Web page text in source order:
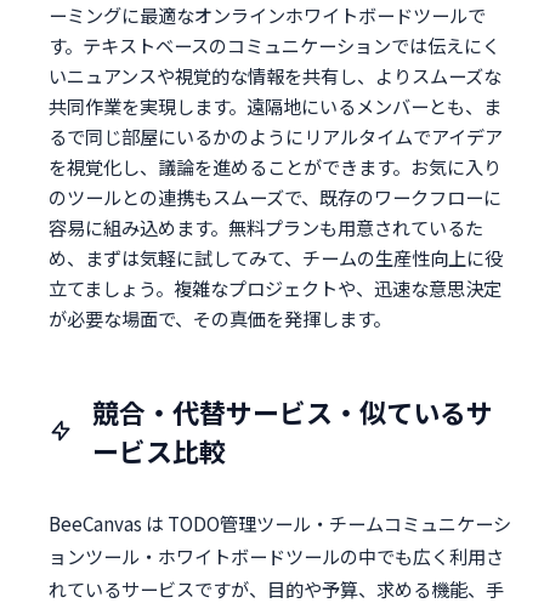
ーミングに最適なオンラインホワイトボードツールで
す。テキストベースのコミュニケーションでは伝えにく
いニュアンスや視覚的な情報を共有し、よりスムーズな
共同作業を実現します。遠隔地にいるメンバーとも、ま
るで同じ部屋にいるかのようにリアルタイムでアイデア
を視覚化し、議論を進めることができます。お気に入り
のツールとの連携もスムーズで、既存のワークフローに
容易に組み込めます。無料プランも用意されているた
め、まずは気軽に試してみて、チームの生産性向上に役
立てましょう。複雑なプロジェクトや、迅速な意思決定
が必要な場面で、その真価を発揮します。
競合・代替サービス・似ているサ
ービス比較
BeeCanvas は TODO管理ツール・チームコミュニケーシ
ョンツール・ホワイトボードツールの中でも広く利用さ
れているサービスですが、目的や予算、求める機能、手